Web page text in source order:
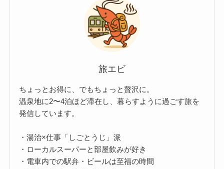
旅エビ
ちょっとお得に、でもちょっと贅沢に。
温泉地に2〜4泊ほど滞在し、暮らすように過ごす旅を
発信しています。
・湯治×仕事「しごとうじ」派
・ローカルスーパーと部屋飲みが好き
・電車内での駅弁・ビールは至福の時間